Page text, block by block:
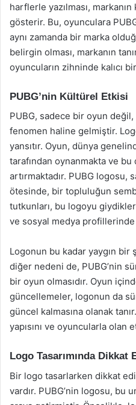
harflerle yazılması,
gösterir. Bu, oyunculara
aynı zamanda bir marka
belirgin olması, markanın
oyuncuların zihninde kalıcı
PUBG’nin Kültürel Etkisi
PUBG, sadece bir oyun
fenomen haline gelmiştir.
yansıtır. Oyun, dünya
tarafından oynanmakta ve
artırmaktadır. PUBG logosu,
ötesinde, bir topluluğun
tutkunları, bu logoyu
ve sosyal medya profillerinde
Logonun bu kadar yaygın bir
diğer nedeni de, PUBG’nin
bir oyun olmasıdır. Oyun
güncellemeler, logonun da
güncel kalmasına olanak
yapısını ve oyuncularla
Logo Tasarımında Dikkat
Bir logo tasarlarken dikkat
vardır. PUBG’nin logosu, bu